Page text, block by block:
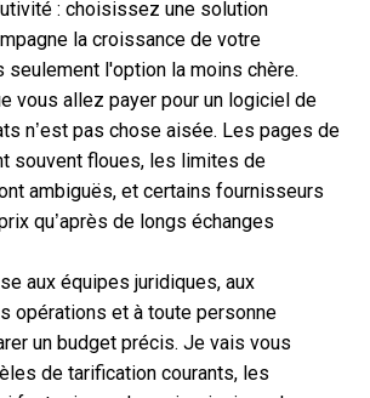
: choisissez une solution
la croissance de votre
seulement l'option la moins chère.
vous allez payer pour un logiciel de
n’est pas chose aisée. Les pages de
souvent floues, les limites de
ambiguës, et certains fournisseurs
qu’après de longs échanges
aux équipes juridiques, aux
opérations et à toute personne
un budget précis. Je vais vous
de tarification courants, les